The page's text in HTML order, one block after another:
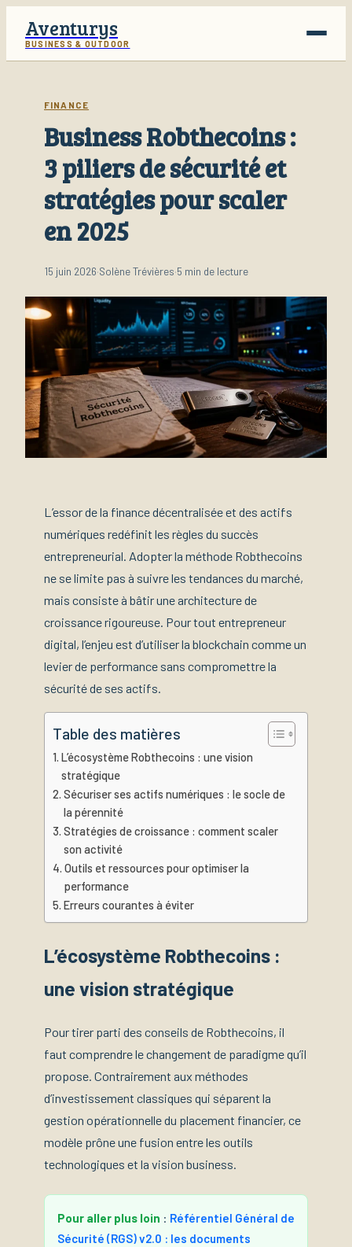
Aventurys
BUSINESS & OUTDOOR
Business
Finance
Lifestyle
FINANCE
Business Robthecoins :
3 piliers de sécurité et
stratégies pour scaler
en 2025
15 juin 2026·Solène Trévières·5 min de lecture
L’essor de la finance décentralisée et des actifs
numériques redéfinit les règles du succès
entrepreneurial. Adopter la méthode Robthecoins
ne se limite pas à suivre les tendances du marché,
mais consiste à bâtir une architecture de
croissance rigoureuse. Pour tout entrepreneur
digital, l’enjeu est d’utiliser la blockchain comme un
levier de performance sans compromettre la
sécurité de ses actifs.
Table des matières
L’écosystème Robthecoins : une vision
stratégique
Sécuriser ses actifs numériques : le socle de
la pérennité
Stratégies de croissance : comment scaler
son activité
Outils et ressources pour optimiser la
performance
Erreurs courantes à éviter
L’écosystème Robthecoins :
une vision stratégique
Pour tirer parti des conseils de Robthecoins, il
faut comprendre le changement de paradigme qu’il
propose. Contrairement aux méthodes
d’investissement classiques qui séparent la
gestion opérationnelle du placement financier, ce
modèle prône une fusion entre les outils
technologiques et la vision business.
Pour aller plus loin : Référentiel Général de
Sécurité (RGS) v2.0 : les documents